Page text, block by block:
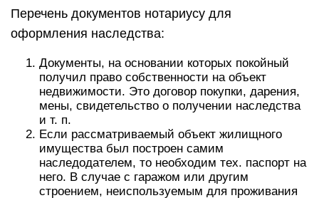
Перечень документов нотариусу для
оформления наследства:
Документы, на основании которых покойный
получил право собственности на объект
недвижимости. Это договор покупки, дарения,
мены, свидетельство о получении наследства
и т. п.
Если рассматриваемый объект жилищного
имущества был построен самим
наследодателем, то необходим тех. паспорт на
него. В случае с гаражом или другим
строением, неиспользуемым для проживания